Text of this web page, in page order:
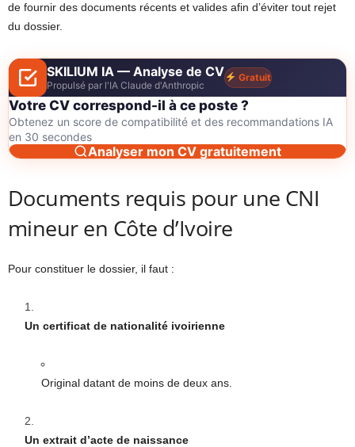
de fournir des documents récents et valides afin d’éviter tout rejet
du dossier.
SKILIUM IA — Analyse de CV
Propulsé par l'IA Claude d'Anthropic
Gratuit
Votre CV correspond-il à ce poste ?
Obtenez un score de compatibilité et des recommandations IA
en 30 secondes
Analyser mon CV gratuitement
Documents requis pour une CNI
mineur en Côte d’Ivoire
Pour constituer le dossier, il faut :
Un certificat de nationalité ivoirienne
Original datant de moins de deux ans.
Un extrait d’acte de naissance